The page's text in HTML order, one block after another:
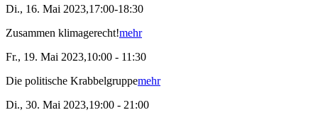
Di., 16. Mai 2023,17:00-18:30
Zusammen klimagerecht!mehr
Fr., 19. Mai 2023,10:00 - 11:30
Die politische Krabbelgruppemehr
Di., 30. Mai 2023,19:00 - 21:00